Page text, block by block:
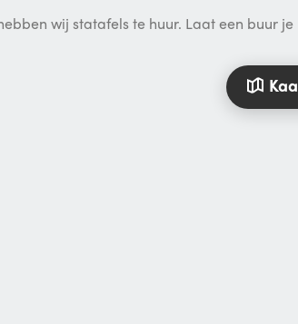
wij statafels te huur. Laat een buur je